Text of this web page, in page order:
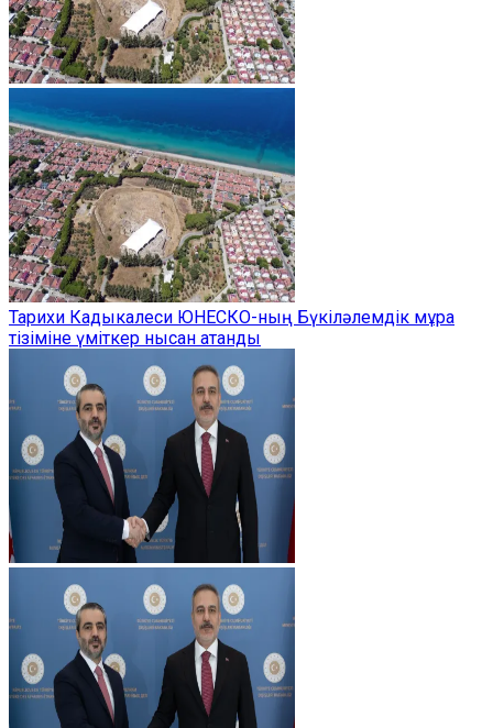
Тарихи Кадыкалеси ЮНЕСКО-ның Бүкіләлемдік мұра
тізіміне үміткер нысан атанды